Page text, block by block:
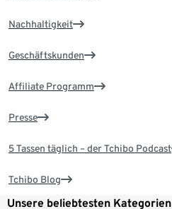
Nachhaltigkeit
Geschäftskunden
Affiliate Programm
Presse
5 Tassen täglich – der Tchibo Podcast
Tchibo Blog
Unsere beliebtesten Kategorien